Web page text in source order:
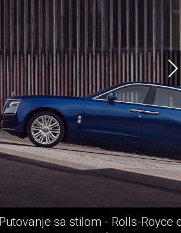
sa stilom - Rolls-Royce epska